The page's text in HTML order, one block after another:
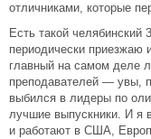
отличниками, которые
Есть такой челябинский
периодически приезжаю
главный на самом деле
преподавателей — увы,
выбился в лидеры по
лучшие выпускники. И я
и работают в США,